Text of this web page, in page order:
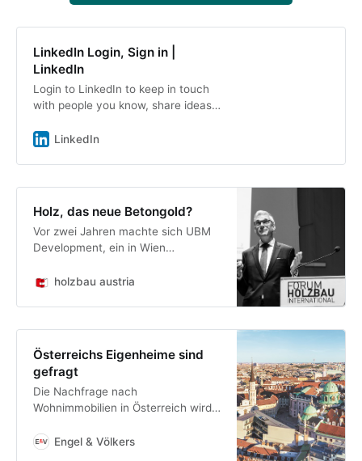
LinkedIn Login, Sign in |
LinkedIn
Login to LinkedIn to keep in touch
with people you know, share ideas,
LinkedIn
Holz, das neue Betongold?
Vor zwei Jahren machte sich UBM
Development, ein in Wien
auf den Weg zum Holzbau-
des Unternehmens, unter anderem
das Projekt Timber Pioneer.
holzbau austria
Österreichs Eigenheime sind
gefragt
Die Nachfrage nach
Wohnimmobilien in Österreich wird
Die Investition in Betongold bleibt
Engel & Völkers